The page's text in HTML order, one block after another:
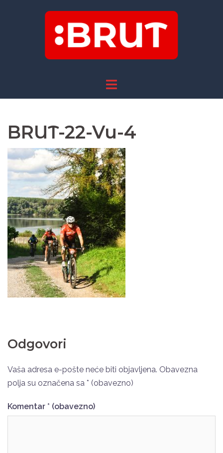
BRUT-22-Vu-4
Odgovori
Vaša adresa e-pošte neće biti objavljena. Obavezna
polja su označena sa * (obavezno)
Komentar * (obavezno)